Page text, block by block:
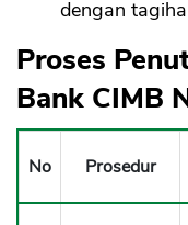
dengan
Proses
Bank CIMB
No Prosedur